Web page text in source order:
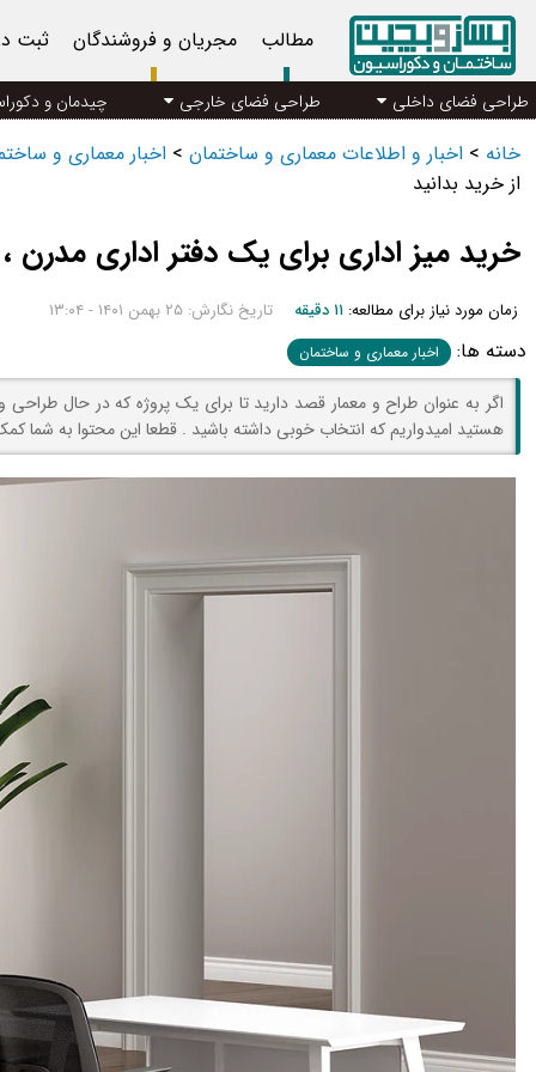
مطالب مجریان و فروشندگان ثبت
طراحی فضای داخلی طراحی فضای خارجی چیدمان و
خانه > اخبار و اطلاعات معماری و ساختمان > اخبار معماری و
از خرید بدانید
خرید میز اداری برای یک دفتر اداری مدرن
زمان مورد نیاز برای مطالعه: ۱۱ دقیقه تاریخ نگارش: ۲۵ بهمن ۱۴۰۱ - ۱۳:۰۴
دسته ها: اخبار معماری و ساختمان
اگر به عنوان طراح و معمار قصد دارید تا برای یک پروژه که در حال
هستید امیدواریم که انتخاب خوبی داشته باشید . قطعا این محتوا به شما